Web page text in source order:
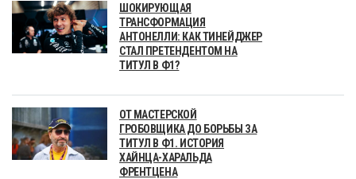
ШОКИРУЮЩАЯ
ТРАНСФОРМАЦИЯ
АНТОНЕЛЛИ: КАК ТИНЕЙДЖЕР
СТАЛ ПРЕТЕНДЕНТОМ НА
ТИТУЛ В Ф1?
ОТ МАСТЕРСКОЙ
ГРОБОВЩИКА ДО БОРЬБЫ ЗА
ТИТУЛ В Ф1. ИСТОРИЯ
ХАЙНЦА-ХАРАЛЬДА
ФРЕНТЦЕНА